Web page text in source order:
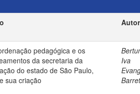
Autor
pedagógica e os
da secretaria da
do estado de São Paulo,
sua criação
Iva